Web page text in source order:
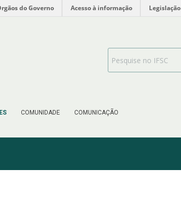
do Governo Acesso à informação Legislação
COMUNIDADE COMUNICAÇÃO
Search Bar